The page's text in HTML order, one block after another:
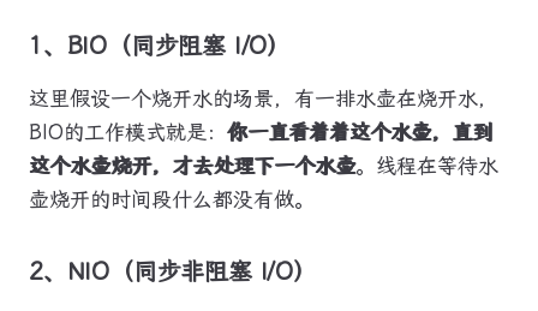
1、BIO（同步阻塞 I/O）
这里假设一个烧开水的场景，有一排水壶在烧开水，
BIO的工作模式就是： 你一直看着着这个水壶，直到
这个水壶烧开，才去处理下一个水壶。线程在等待水
壶烧开的时间段什么都没有做。
2、NIO（同步非阻塞 I/O）